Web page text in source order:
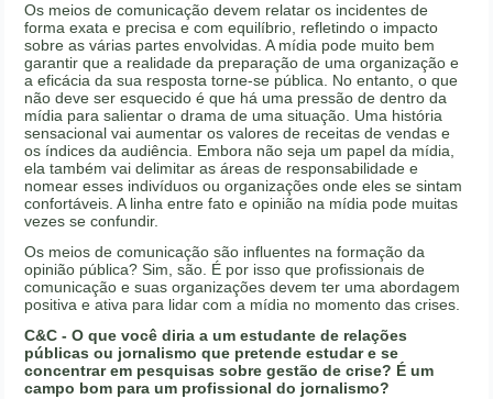
Os meios de comunicação devem relatar os incidentes de
forma exata e precisa e com equilíbrio, refletindo o impacto
sobre as várias partes envolvidas. A mídia pode muito bem
garantir que a realidade da preparação de uma organização e
a eficácia da sua resposta torne-se pública. No entanto, o que
não deve ser esquecido é que há uma pressão de dentro da
mídia para salientar o drama de uma situação. Uma história
sensacional vai aumentar os valores de receitas de vendas e
os índices da audiência. Embora não seja um papel da mídia,
ela também vai delimitar as áreas de responsabilidade e
nomear esses indivíduos ou organizações onde eles se sintam
confortáveis. A linha entre fato e opinião na mídia pode muitas
vezes se confundir.
Os meios de comunicação são influentes na formação da
opinião pública? Sim, são. É por isso que profissionais de
comunicação e suas organizações devem ter uma abordagem
positiva e ativa para lidar com a mídia no momento das crises.
C&C - O que você diria a um estudante de relações
públicas ou jornalismo que pretende estudar e se
concentrar em pesquisas sobre gestão de crise? É um
campo bom para um profissional do jornalismo?